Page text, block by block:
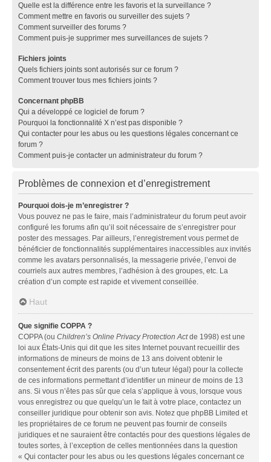
Quelle est la différence entre les favoris et la surveillance ?
Comment mettre en favoris ou surveiller des sujets ?
Comment surveiller des forums ?
Comment puis-je supprimer mes surveillances de sujets ?
Fichiers joints
Quels fichiers joints sont autorisés sur ce forum ?
Comment trouver tous mes fichiers joints ?
Concernant phpBB
Qui a développé ce logiciel de forum ?
Pourquoi la fonctionnalité X n’est pas disponible ?
Qui contacter pour les abus ou les questions légales concernant ce
forum ?
Comment puis-je contacter un administrateur du forum ?
Problèmes de connexion et d’enregistrement
Pourquoi dois-je m’enregistrer ?
Vous pouvez ne pas le faire, mais l’administrateur du forum peut avoir
configuré les forums afin qu’il soit nécessaire de s’enregistrer pour
poster des messages. Par ailleurs, l’enregistrement vous permet de
bénéficier de fonctionnalités supplémentaires inaccessibles aux invités
comme les avatars personnalisés, la messagerie privée, l’envoi de
courriels aux autres membres, l’adhésion à des groupes, etc. La
création d’un compte est rapide et vivement conseillée.
Haut
Que signifie COPPA ?
COPPA (ou Children’s Online Privacy Protection Actde 1998) est une
loi aux États-Unis qui dit que les sites Internet pouvant recueillir des
informations de mineurs de moins de 13 ans doivent obtenir le
consentement écrit des parents (ou d’un tuteur légal) pour la collecte
de ces informations permettant d’identifier un mineur de moins de 13
ans. Si vous n’êtes pas sûr que cela s’applique à vous, lorsque vous
vous enregistrez ou que quelqu’un le fait à votre place, contactez un
conseiller juridique pour obtenir son avis. Notez que phpBB Limited et
les propriétaires de ce forum ne peuvent pas fournir de conseils
juridiques et ne sauraient être contactés pour des questions légales de
toutes sortes, à l’exception de celles mentionnées dans la question
« Qui contacter pour les abus ou les questions légales concernant ce